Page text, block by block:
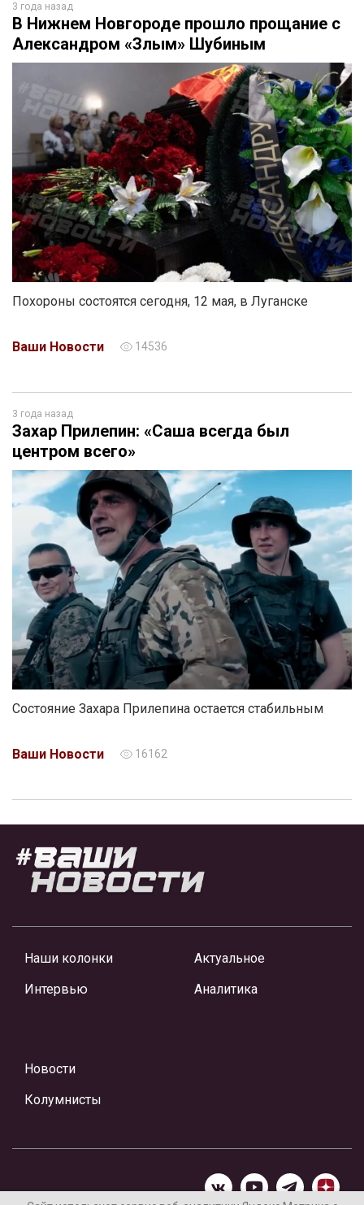
3 года назад
В Нижнем Новгороде прошло прощание с
Александром «Злым» Шубиным
Похороны состоятся сегодня, 12 мая, в Луганске
Ваши Новости 14536
3 года назад
Захар Прилепин: «Саша всегда был
центром всего»
Состояние Захара Прилепина остается стабильным
Ваши Новости 16162
Наши колонки
Интервью
Актуальное
Аналитика
Новости
Колумнисты